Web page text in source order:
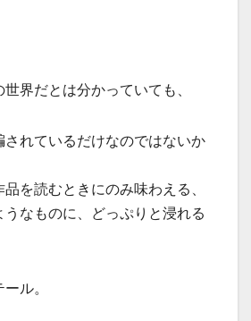
界だとは分かっていても、
れているだけなのではないか
を読むときにのみ味わえる、
なものに、どっぷりと浸れる
ル。